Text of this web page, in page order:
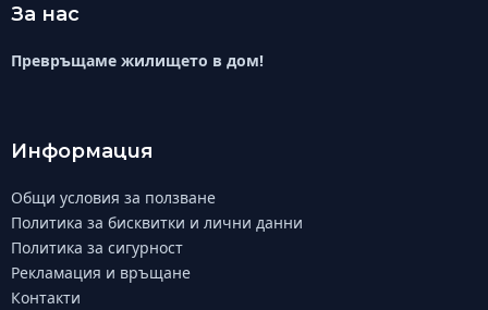
За нас
Превръщаме жилището в дом!
Информация
Общи условия за ползване
Политика за бисквитки и лични данни
Политика за сигурност
Рекламация и връщане
Контакти